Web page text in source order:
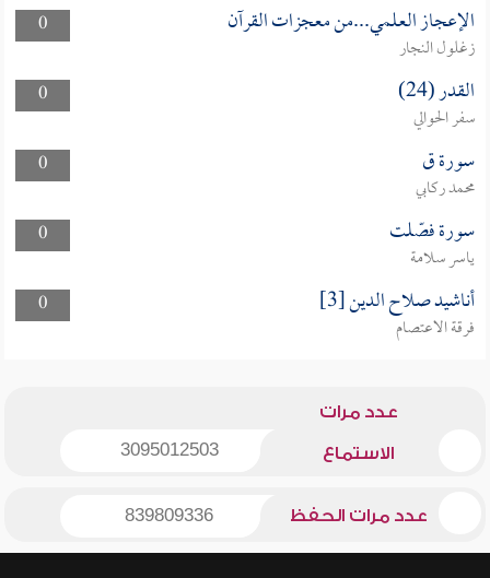
0 الإعجاز العلمي...من معجزات القرآن
زغلول النجار
0
القدر (24)
سفر الحوالي
0
سورة ق
محمد ركابي
0
سورة فصّلت
ياسر سلامة
0
أناشيد صلاح الدين [3]
فرقة الاعتصام
عدد مرات
الاستماع 3095012503
عدد مرات الحفظ 839809336